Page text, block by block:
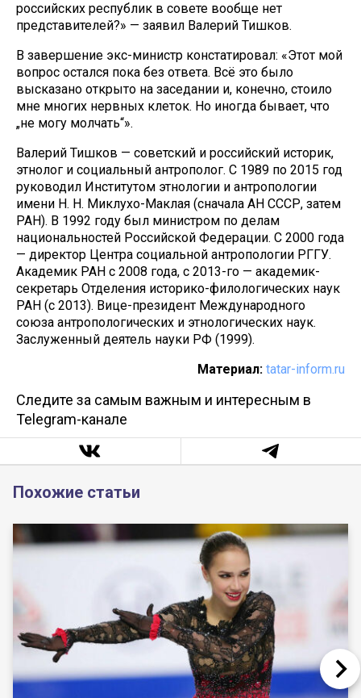
российских республик в совете вообще нет
представителей?» — заявил Валерий Тишков.
В завершение экс-министр констатировал: «Этот мой
вопрос остался пока без ответа. Всё это было
высказано открыто на заседании и, конечно, стоило
мне многих нервных клеток. Но иногда бывает, что
„не могу молчать“».
Валерий Тишков — советский и российский историк,
этнолог и социальный антрополог. С 1989 по 2015 год
руководил Институтом этнологии и антропологии
имени Н. Н. Миклухо-Маклая (сначала АН СССР, затем
РАН). В 1992 году был министром по делам
национальностей Российской Федерации. С 2000 года
— директор Центра социальной антропологии РГГУ.
Академик РАН с 2008 года, с 2013-го — академик-
секретарь Отделения историко-филологических наук
РАН (с 2013). Вице-президент Международного
союза антропологических и этнологических наук.
Заслуженный деятель науки РФ (1999).
Материал: tatar-inform.ru
Следите за самым важным и интересным в
Telegram-канале
Похожие статьи